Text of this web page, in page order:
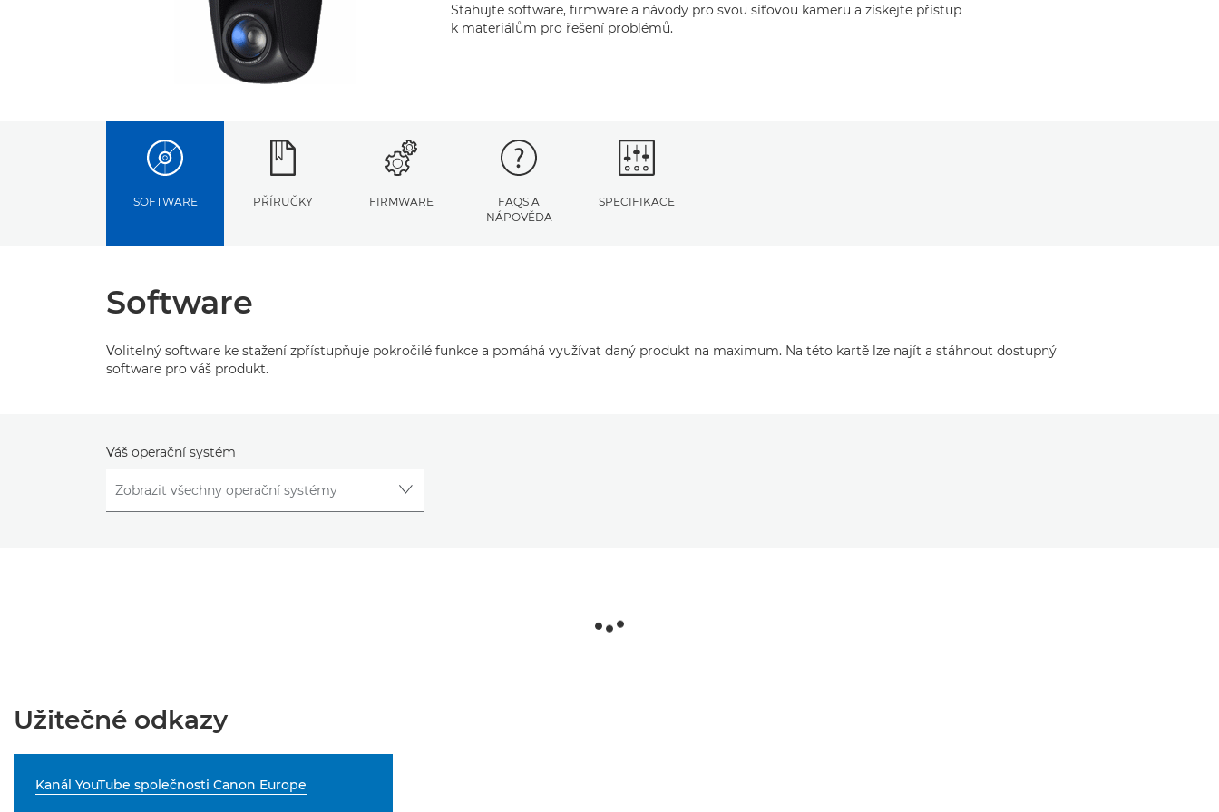
Stahujte software, firmware a návody pro svou síťovou kameru a získejte přístup
k materiálům pro řešení problémů.
SOFTWARE PŘÍRUČKY FIRMWARE
FAQS A
NÁPOVĚDA
SPECIFIKACE
Software
Volitelný software ke stažení zpřístupňuje pokročilé funkce a pomáhá využívat daný produkt na maximum. Na této kartě lze najít a stáhnout dostupný
software pro váš produkt.
Váš operační systém
Užitečné odkazy
Kanál YouTube společnosti Canon Europe